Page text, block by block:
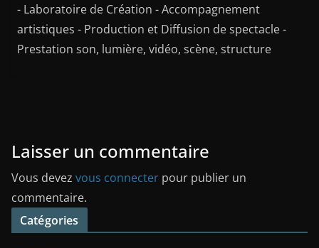
- Laboratoire de Création - Accompagnement
artistiques - Production et Diffusion de spectacle -
Prestation son, lumière, vidéo, scène, structure
Laisser un commentaire
Vous devez vous connecter pour publier un
commentaire.
Catégories